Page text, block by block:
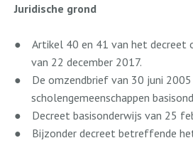
Juridische grond
●
Artikel 40 en 41 van het decreet
van 22 december 2017.
●
De omzendbrief van 30 juni
scholengemeenschappen
●
Decreet basisonderwijs van 25
●
Bijzonder decreet betreffende